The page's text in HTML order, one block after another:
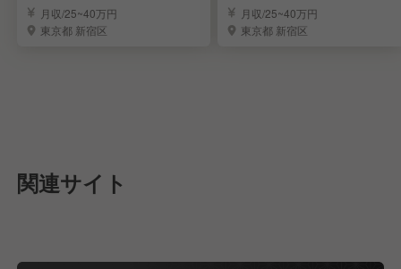
集 月収/25~40万円
東京都 新宿区
業 月収/25~40万円
東京都 新宿区
関連サイト